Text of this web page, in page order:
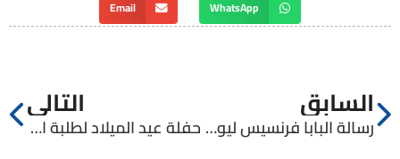
WhatsApp
Email
السابق
رسالة البابا فرنسيس ليوم السلام العالمي
التالي
حفلة عيد الميلاد لطلبة الإكليريكية الصغرى